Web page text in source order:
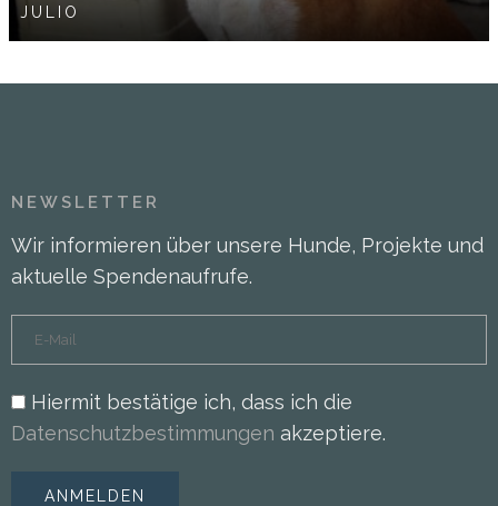
JULIO
NEWSLETTER
Wir informieren über unsere Hunde, Projekte und
aktuelle Spendenaufrufe.
Hiermit bestätige ich, dass ich die
Datenschutzbestimmungen akzeptiere.